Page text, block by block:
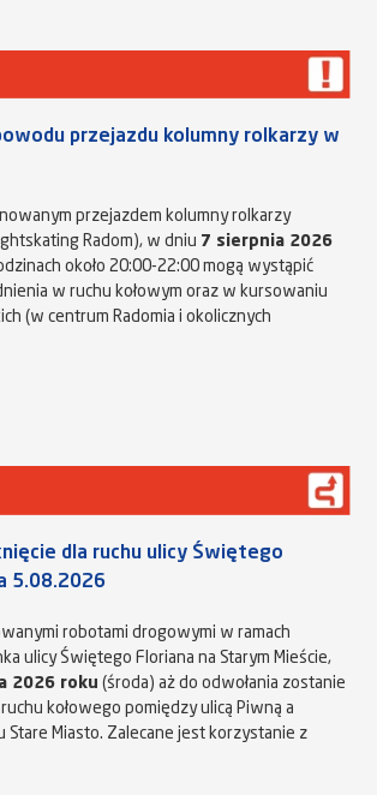
przejazdu kolumny rolkarzy w
przejazdem kolumny rolkarzy
Radom), w dniu 7 sierpnia 2026
około 20:00-22:00 mogą wystąpić
w ruchu kołowym oraz w kursowaniu
(w centrum Radomia i okolicznych
dla ruchu ulicy Świętego
5.08.2026
robotami drogowymi w ramach
ulicy Świętego Floriana na Starym Mieście,
2026 roku (środa) aż do odwołania zostanie
kołowego pomiędzy ulicą Piwną a
Stare Miasto. Zalecane jest korzystanie z